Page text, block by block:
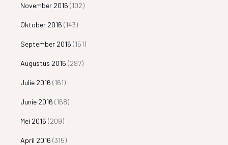
November 2016 (102)
Oktober 2016 (143)
September 2016 (151)
Augustus 2016 (297)
Julie 2016 (161)
Junie 2016 (168)
Mei 2016 (209)
April 2016 (315)